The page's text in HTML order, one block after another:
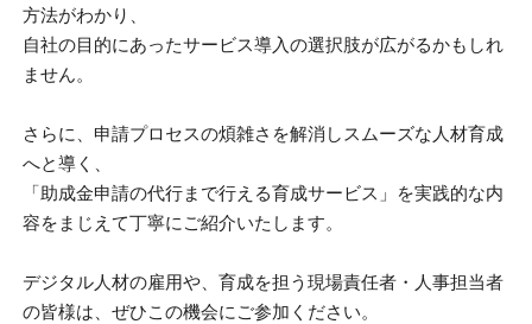
方法がわかり、
自社の目的にあったサービス導入の選択肢が広がるかもしれ
ません。
さらに、申請プロセスの煩雑さを解消しスムーズな人材育成
へと導く、
「助成金申請の代行まで行える育成サービス」を実践的な内
容をまじえて丁寧にご紹介いたします。
デジタル人材の雇用や、育成を担う現場責任者・人事担当者
の皆様は、ぜひこの機会にご参加ください。